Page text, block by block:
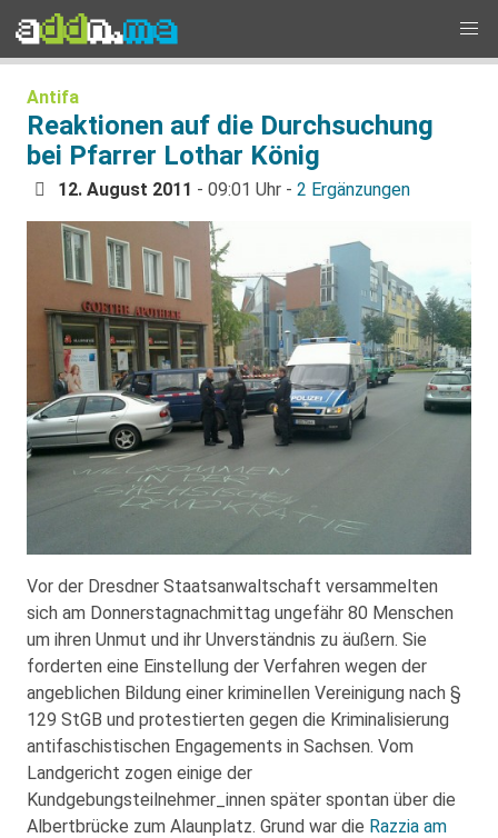
Antifa
Reaktionen auf die Durchsuchung
bei Pfarrer Lothar König
12. August 2011 - 09:01 Uhr - 2 Ergänzungen
Vor der Dresdner Staatsanwaltschaft versammelten
sich am Donnerstagnachmittag ungefähr 80 Menschen
um ihren Unmut und ihr Unverständnis zu äußern. Sie
forderten eine Einstellung der Verfahren wegen der
angeblichen Bildung einer kriminellen Vereinigung nach §
129 StGB und protestierten gegen die Kriminalisierung
antifaschistischen Engagements in Sachsen. Vom
Landgericht zogen einige der
Kundgebungsteilnehmer_innen später spontan über die
Albertbrücke zum Alaunplatz. Grund war die Razzia am